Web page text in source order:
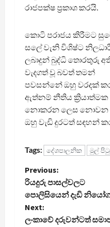
රාජපක්ෂ ප්‍රකාශ කරයි.
කොටි පරාජය කිරීමට
සලේ වැනි විශිෂ්ට
ලබාදුන් බුද්ධි තොරතුරු
වැදගත් වූ බවත් තමන්
පවසන්නේ ඔහු වරදක්
ඇත්නම් නීතිය ක්‍රියාත්මක
නොකරන ලෙස නොවන
ඔහු වැඩි දුරටත් සඳහන්
Tags: දේශපාලනික මුල්
P
o
s
Previous:
රියදුරු පාසල්වලට
පොලිසියෙන් දැඩි
Next:
ලංකාවේ දරුවන්ටත්